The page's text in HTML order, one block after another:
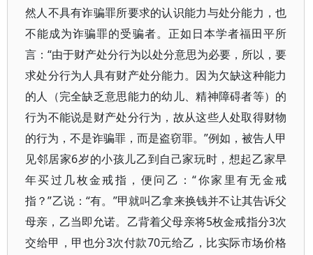
然人不具有诈骗罪所要求的认识能力与处分能力，也
不能成为诈骗罪的受骗者。正如日本学者福田平所
言：“由于财产处分行为以处分意思为必要，所以，要
求处分行为人具有财产处分能力。因为欠缺这种能力
的人（完全缺乏意思能力的幼儿、精神障碍者等）的
行为不能说是财产处分行为，故从这些人处取得财物
的行为，不是诈骗罪，而是盗窃罪。”例如，被告人甲
见邻居家6岁的小孩儿乙到自己家玩时，想起乙家早
年买过几枚金戒指，便问乙：“你家里有无金戒
指？”乙说：“有。”甲就叫乙拿来换钱并不让其告诉父
母亲，乙当即允诺。乙背着父母亲将5枚金戒指分3次
交给甲，甲也分3次付款70元给乙，比实际市场价格